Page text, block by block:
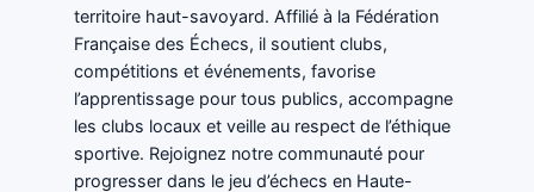
territoire haut-savoyard. Affilié à la Fédération
Française des Échecs, il soutient clubs,
compétitions et événements, favorise
l’apprentissage pour tous publics, accompagne
les clubs locaux et veille au respect de l’éthique
sportive. Rejoignez notre communauté pour
progresser dans le jeu d’échecs en Haute-